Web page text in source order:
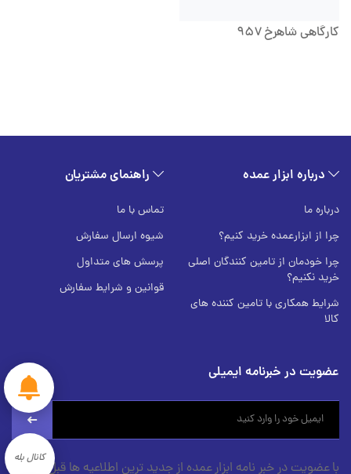
کارگاهی شاهرخ ۹۵۷
درباره ابزار عمده
درباره ما
چرا از ابزارعمده خرید کنیم؟
چرا خودمان از تامین کنندگان اصلی
خرید نکنیم؟
شرایط همکاری با تامین کننده های
کالا
راهنمای مشتریان
تماس با ما
شیوه ارسال سفارش
پرسش های متداول
قوانین و شرایط سفارش
عضویت در خبرنامه ایمیلی
با عضویت در خبر نامه ابزار عمده از جدید ترین اطلاعیه ها قبل از
کانال بله